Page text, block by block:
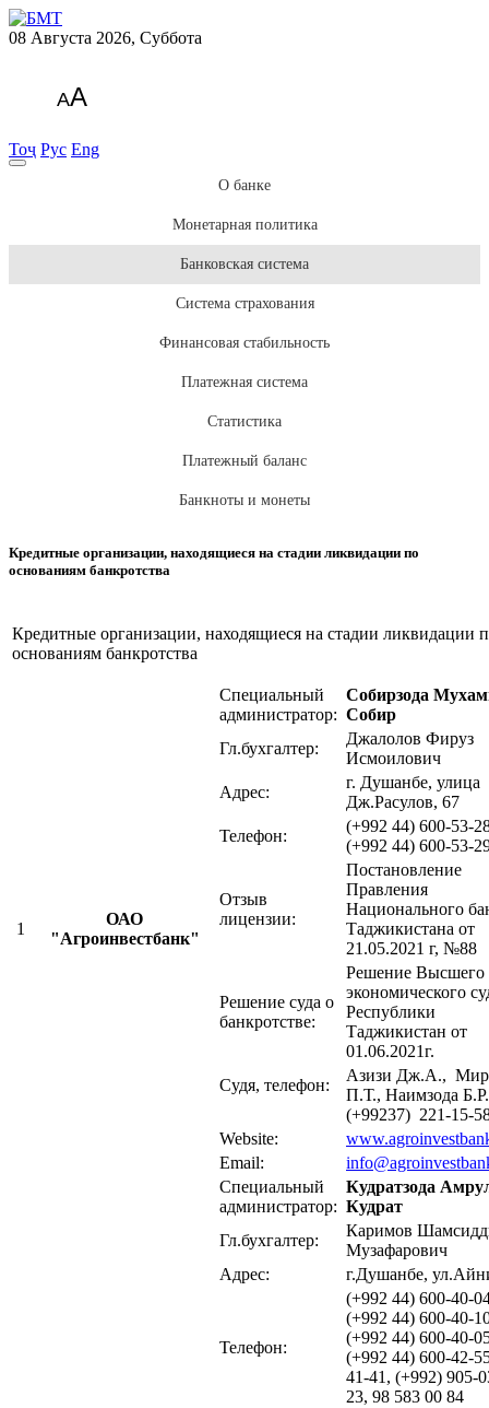
08 Августа 2026, Суббота
AA
Тоҷ Рус Eng
О банке
Монетарная политика
Банковская система
Система страхования
Финансовая стабильность
Платежная система
Статистика
Платежный баланс
Банкноты и монеты
Кредитные организации, находящиеся на стадии ликвидации по
основаниям банкротства
Кредитные организации, находящиеся на стадии ликвидации
основаниям банкротства
1
ОАО
"Агроинвестбанк"
Специальный
администратор:
Собирзода
Собир
Гл.бухгалтер:
Джалолов Фируз
Исмоилович
Адрес:
г. Душанбе, улица
Дж.Расулов, 67
Телефон:
(+992 44) 600-53-
(+992 44) 600-53-
Отзыв
лицензии:
Постановление
Правления
Национального
Таджикистана от
21.05.2021 г, №88
Решение суда о
банкротстве:
Решение Высшего
экономического
Республики
Таджикистан от
01.06.2021г.
Судя, телефон:
Азизи Дж.А.,
П.Т., Наимзода Б.Р.
(+99237) 221-15-
Website:
Email:
Специальный
администратор:
Кудратзода
Кудрат
Гл.бухгалтер:
Каримов
Музафарович
Адрес:
г.Душанбе,
Телефон:
(+992 44) 600-40-
(+992 44) 600-40-
(+992 44) 600-40-
(+992 44) 600-42-
41-41, (+992) 905-
23, 98 583 00 84